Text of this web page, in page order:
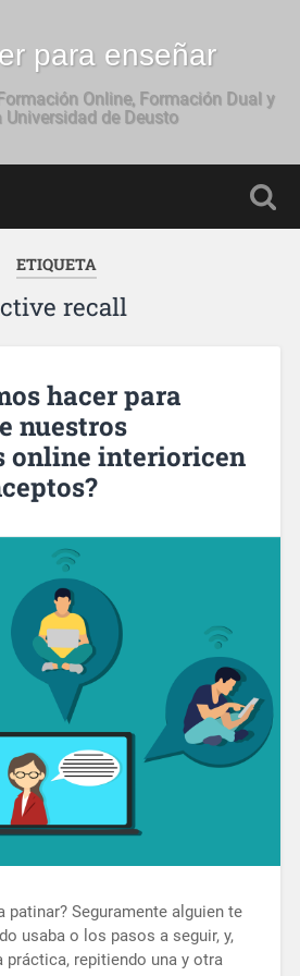
para enseñar
Online, Formación Dual y
Universidad de Deusto
ETIQUETA
recall
hacer para
nuestros
online interioricen
patinar? Seguramente alguien te
usaba o los pasos a seguir, y,
práctica, repitiendo una y otra